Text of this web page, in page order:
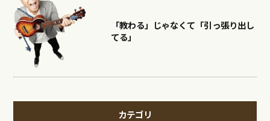
「教わる」じゃなくて「引っ張り出し
てる」
カテゴリ